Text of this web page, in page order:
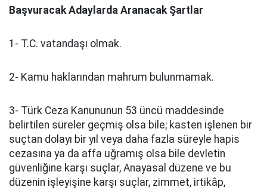
Başvuracak Adaylarda Aranacak Şartlar
1- T.C. vatandaşı olmak.
2- Kamu haklarından mahrum bulunmamak.
3- Türk Ceza Kanununun 53 üncü maddesinde
belirtilen süreler geçmiş olsa bile; kasten işlenen bir
suçtan dolayı bir yıl veya daha fazla süreyle hapis
cezasına ya da affa uğramış olsa bile devletin
güvenliğine karşı suçlar, Anayasal düzene ve bu
düzenin işleyişine karşı suçlar, zimmet, irtikâp,